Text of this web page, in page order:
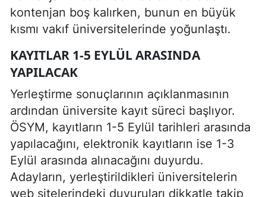
kontenjan boş kalırken, bunun en büyük
kısmı vakıf üniversitelerinde yoğunlaştı.
KAYITLAR 1-5 EYLÜL ARASINDA
YAPILACAK
Yerleştirme sonuçlarının açıklanmasının
ardından üniversite kayıt süreci başlıyor.
ÖSYM, kayıtların 1-5 Eylül tarihleri arasında
yapılacağını, elektronik kayıtların ise 1-3
Eylül arasında alınacağını duyurdu.
Adayların, yerleştirildikleri üniversitelerin
web sitelerindeki duyuruları dikkatle takip